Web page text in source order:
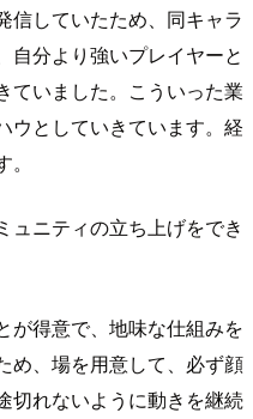
信していたため、同キャラ
自分より強いプレイヤーと
ていました。こういった業
ウとしていきています。経
。
ュニティの立ち上げをでき
が得意で、地味な仕組みを
め、場を用意して、必ず顔
切れないように動きを継続